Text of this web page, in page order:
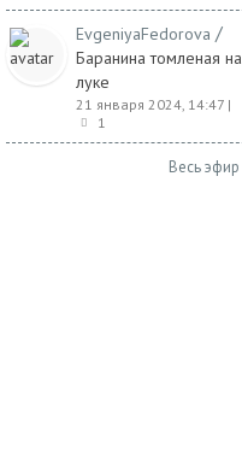
EvgeniyaFedorova /
Баранина томленая на
луке
21 января 2024, 14:47 |
1
Весь эфир